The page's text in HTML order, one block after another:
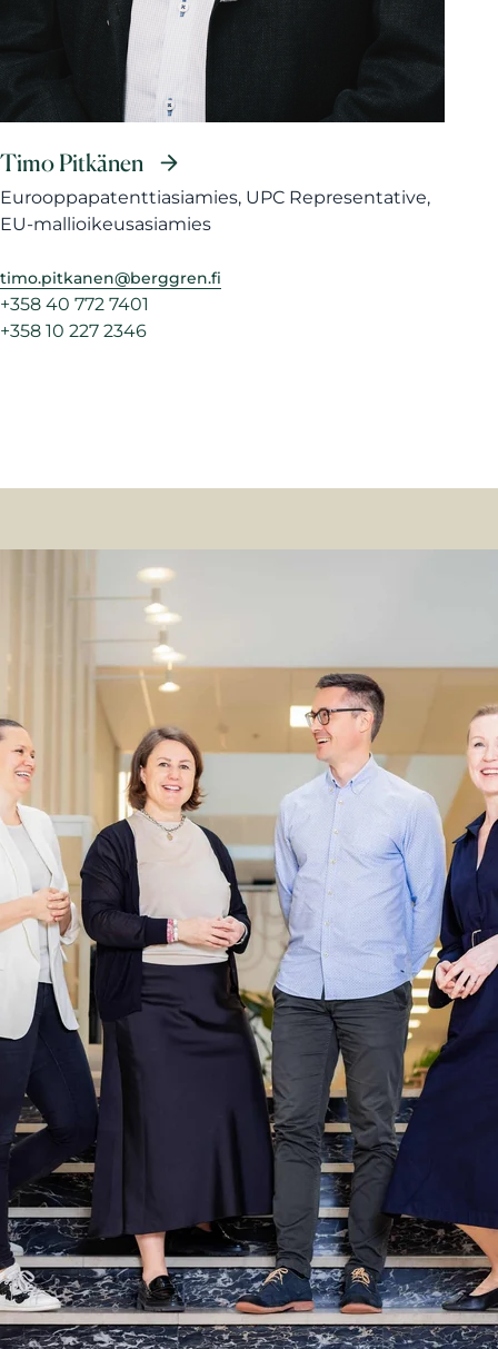
Timo Pitkänen
Eurooppapatenttiasiamies, UPC Representative,
EU-mallioikeusasiamies
timo.pitkanen@berggren.fi
+358 40 772 7401
+358 10 227 2346